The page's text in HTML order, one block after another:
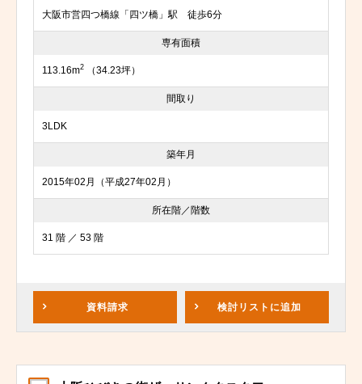
大阪市営四つ橋線「四ツ橋」駅 徒歩6分
専有面積
113.16m2 （34.23坪）
間取り
3LDK
築年月
2015年02月（平成27年02月）
所在階／階数
31 階 ／ 53 階
資料請求 検討リスト に追加